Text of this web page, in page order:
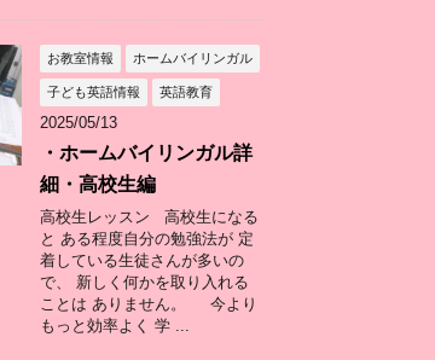
お教室情報 ホームバイリンガル
子ども英語情報 英語教育
2025/05/13
・ホームバイリンガル詳
細・高校生編
高校生レッスン 高校生になる
と ある程度自分の勉強法が 定
着している生徒さんが多いの
で、 新しく何かを取り入れる
ことは ありません。 今より
もっと効率よく 学 ...